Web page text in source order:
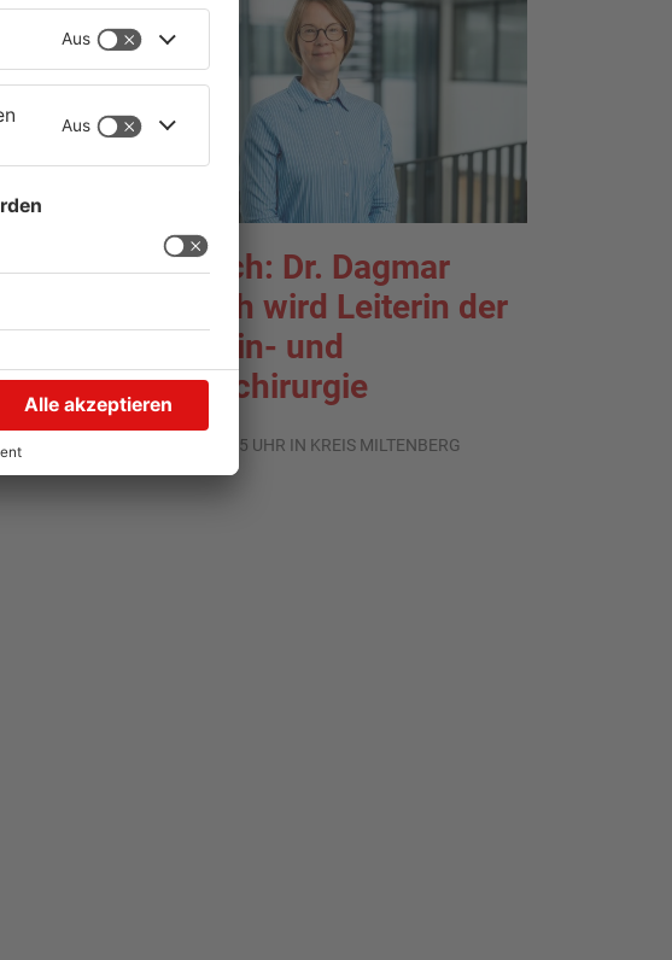
Erlenbach: Dr. Dagmar
Sohlbach wird Leiterin der
Allgemein- und
Viszeralchirurgie
31.07.2026, 11:35 UHR IN KREIS MILTENBERG